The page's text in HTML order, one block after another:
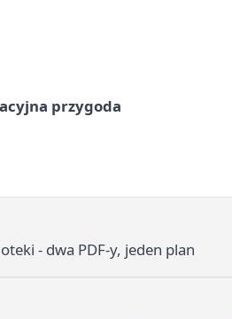
przygoda
- dwa PDF-y, jeden plan